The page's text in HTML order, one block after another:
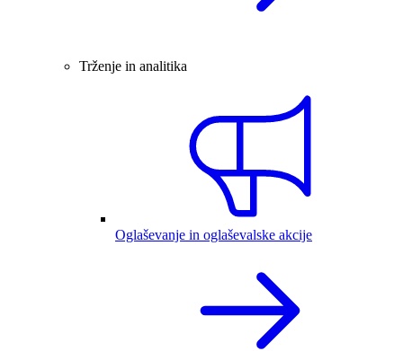
Trženje in analitika
Oglaševanje in oglaševalske akcije